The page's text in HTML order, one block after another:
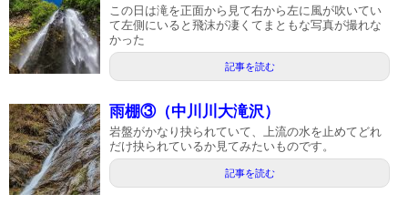
この日は滝を正面から見て右から左に風が吹いてい
て左側にいると飛沫が凄くてまともな写真が撮れな
かった
記事を読む
雨棚③（中川川大滝沢）
岩盤がかなり抉られていて、上流の水を止めてどれ
だけ抉られているか見てみたいものです。
記事を読む